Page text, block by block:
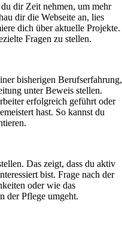
dir Zeit nehmen, um mehr
dir die Webseite an, lies
dich über aktuelle Projekte.
Fragen zu stellen.
bisherigen Berufserfahrung,
unter Beweis stellen.
erfolgreich geführt oder
hast. So kannst du
Das zeigt, dass du aktiv
bist. Frage nach der
oder wie das
der Pflege umgeht.